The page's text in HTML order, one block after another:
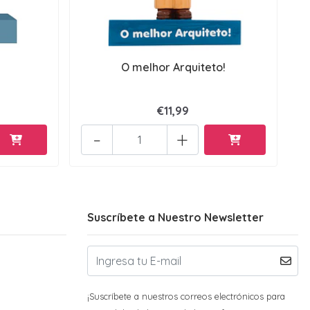
O melhor Arquiteto!
€11,99
+
-
Suscríbete a Nuestro Newsletter
¡Suscríbete a nuestros correos electrónicos para